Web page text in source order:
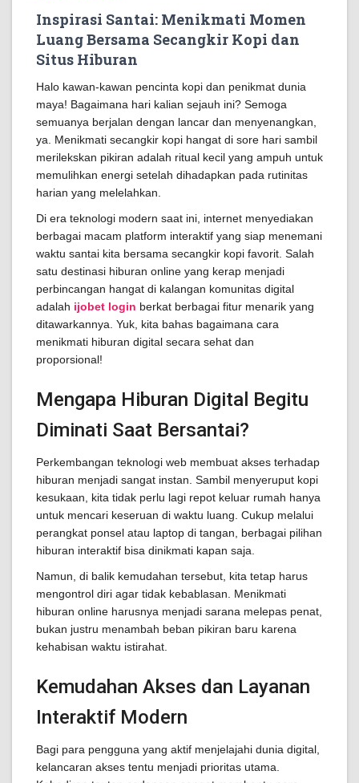
Inspirasi Santai: Menikmati Momen
Luang Bersama Secangkir Kopi dan
Situs Hiburan
Halo kawan-kawan pencinta kopi dan penikmat dunia
maya! Bagaimana hari kalian sejauh ini? Semoga
semuanya berjalan dengan lancar dan menyenangkan,
ya. Menikmati secangkir kopi hangat di sore hari sambil
merilekskan pikiran adalah ritual kecil yang ampuh untuk
memulihkan energi setelah dihadapkan pada rutinitas
harian yang melelahkan.
Di era teknologi modern saat ini, internet menyediakan
berbagai macam platform interaktif yang siap menemani
waktu santai kita bersama secangkir kopi favorit. Salah
satu destinasi hiburan online yang kerap menjadi
perbincangan hangat di kalangan komunitas digital
adalah ijobet login berkat berbagai fitur menarik yang
ditawarkannya. Yuk, kita bahas bagaimana cara
menikmati hiburan digital secara sehat dan
proporsional!
Mengapa Hiburan Digital Begitu
Diminati Saat Bersantai?
Perkembangan teknologi web membuat akses terhadap
hiburan menjadi sangat instan. Sambil menyeruput kopi
kesukaan, kita tidak perlu lagi repot keluar rumah hanya
untuk mencari keseruan di waktu luang. Cukup melalui
perangkat ponsel atau laptop di tangan, berbagai pilihan
hiburan interaktif bisa dinikmati kapan saja.
Namun, di balik kemudahan tersebut, kita tetap harus
mengontrol diri agar tidak kebablasan. Menikmati
hiburan online harusnya menjadi sarana melepas penat,
bukan justru menambah beban pikiran baru karena
kehabisan waktu istirahat.
Kemudahan Akses dan Layanan
Interaktif Modern
Bagi para pengguna yang aktif menjelajahi dunia digital,
kelancaran akses tentu menjadi prioritas utama.